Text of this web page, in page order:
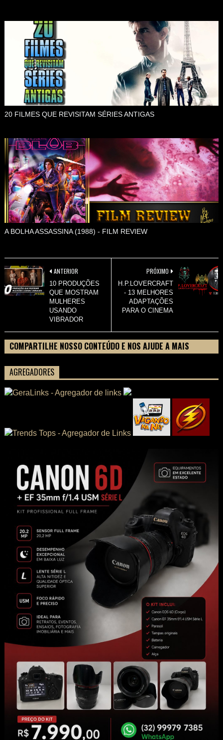
20 FILMES QUE REVISITAM SÉRIES ANTIGAS
A BOLHA ASSASSINA (1988) - FILM REVIEW
PRÓXIMO
H.P.LOVERCRAFT
- 13 MELHORES
ADAPTAÇÕES
PARA O CINEMA
ANTERIOR
10 PRODUÇÕES
QUE MOSTRAM
MULHERES
USANDO
VIBRADOR
COMPARTILHE NOSSO CONTEÚDO E NOS AJUDE A MAIS
AGREGADORES